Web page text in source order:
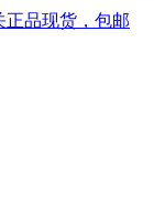
正品现货，包邮